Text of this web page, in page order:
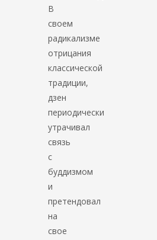
В
своем
радикализме
отрицания
классической
традиции,
дзен
периодически
утрачивал
связь
с
буддизмом
и
претендовал
на
свое